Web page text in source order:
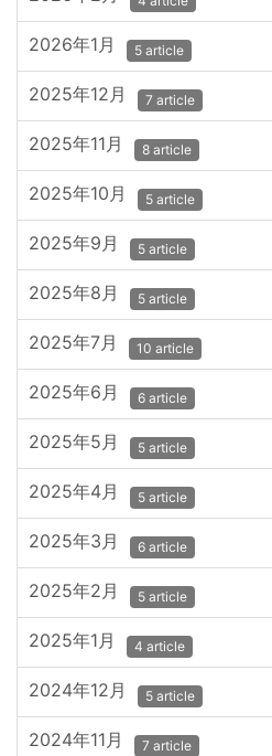
2026年1月 5 article
2025年12月 7 article
2025年11月 8 article
2025年10月 5 article
2025年9月 5 article
2025年8月 5 article
2025年7月 10 article
2025年6月 6 article
2025年5月 5 article
2025年4月 5 article
2025年3月 6 article
2025年2月 5 article
2025年1月 4 article
2024年12月 5 article
2024年11月 7 article